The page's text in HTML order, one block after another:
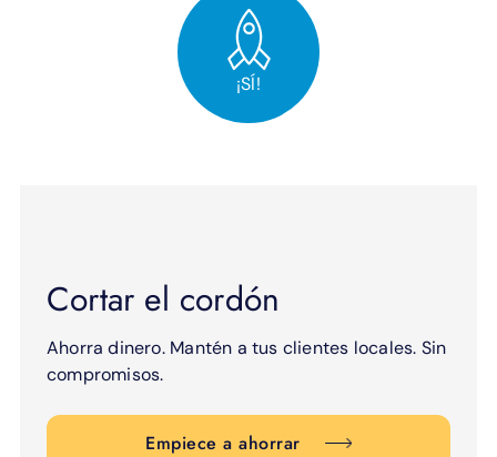
¡SÍ!
Cortar el cordón
Ahorra dinero. Mantén a tus clientes locales. Sin
compromisos.
Empiece a ahorrar